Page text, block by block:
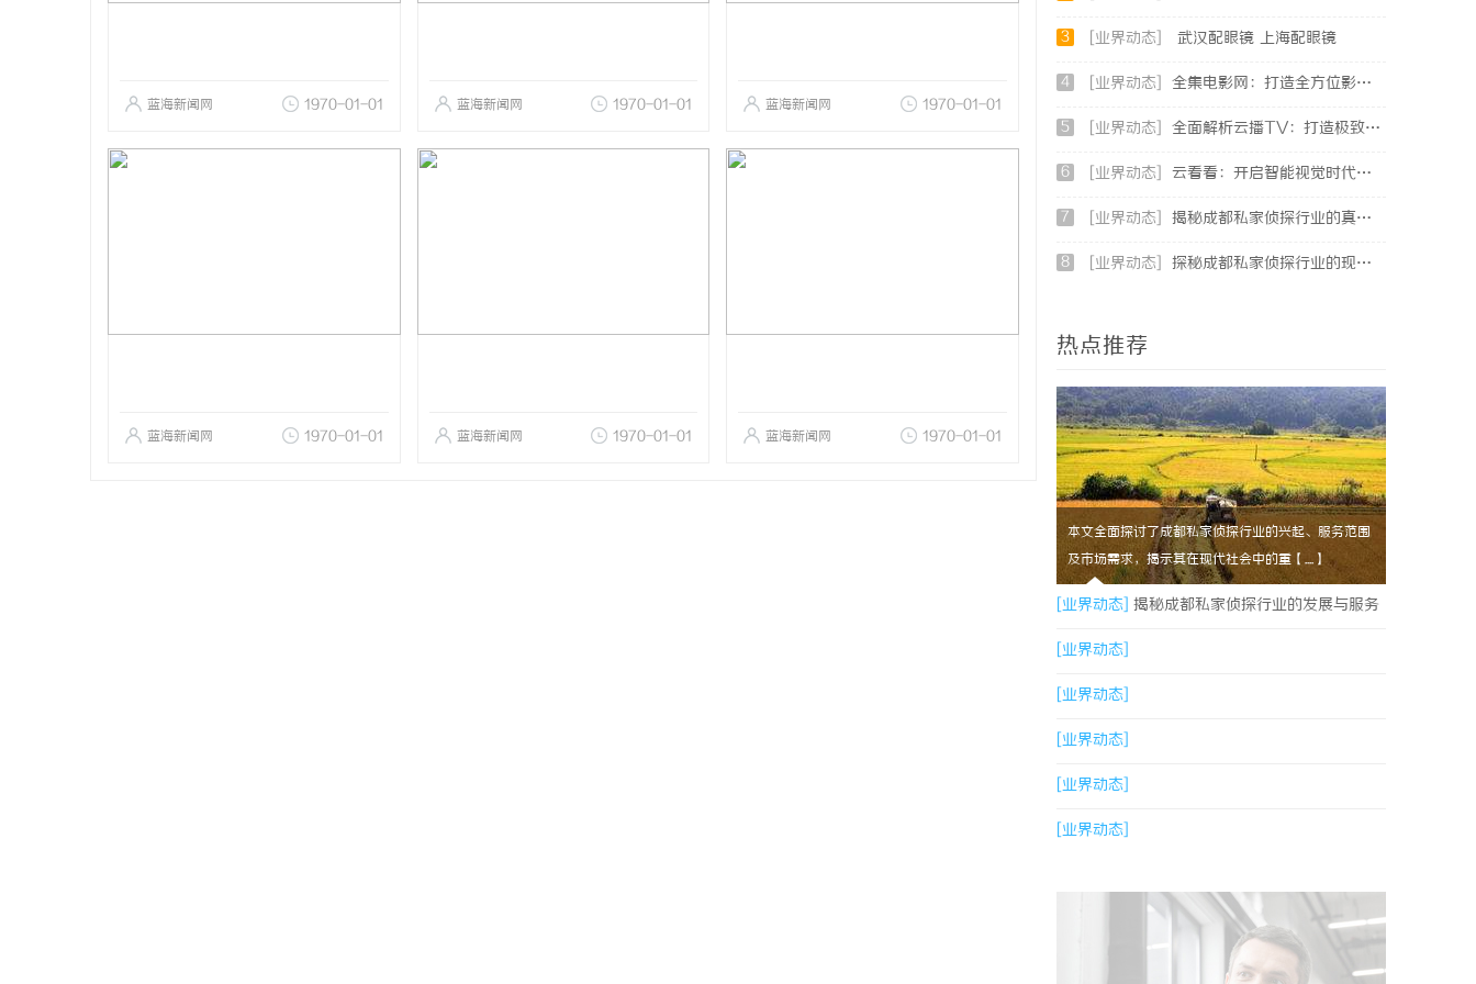
蓝海新闻网 1970-01-01 蓝海新闻网 1970-01-01 蓝海新闻网 1970-01-01
蓝海新闻网 1970-01-01 蓝海新闻网 1970-01-01 蓝海新闻网 1970-01-01
3 [业界动态] 武汉配眼镜 上海配眼镜
4 [业界动态] 全集电影网：打造全方位影视资源的天堂
5 [业界动态] 全面解析云播TV：打造极致观影体验的智能平台
6 [业界动态] 云看看：开启智能视觉时代的便捷平台体验
7 [业界动态] 揭秘成都私家侦探行业的真实面貌与服务价值
8 [业界动态] 探秘成都私家侦探行业的现状与服务优势全面解析
热点推荐
本文全面探讨了成都私家侦探行业的兴起、服务范围
及市场需求，揭示其在现代社会中的重【....】
[业界动态] 揭秘成都私家侦探行业的发展与服务
多样性解析
[业界动态]
[业界动态]
[业界动态]
[业界动态]
[业界动态]